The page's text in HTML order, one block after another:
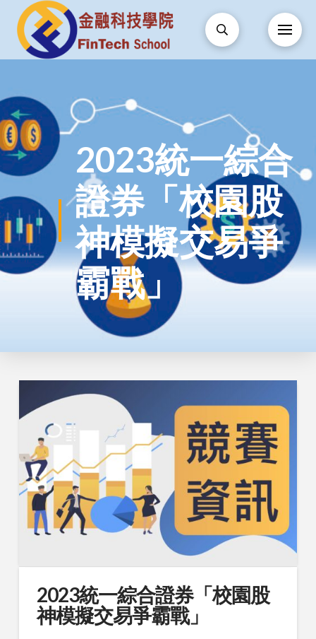
2023統一綜合
證券「校園股
神模擬交易爭
霸戰」
2023統一綜合證券「校園股
神模擬交易爭霸戰」